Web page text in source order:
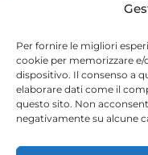
Per fornire le migliori
cookie per memorizzare
dispositivo. Il consenso a
elaborare dati come il
questo sito. Non
negativamente su alcune